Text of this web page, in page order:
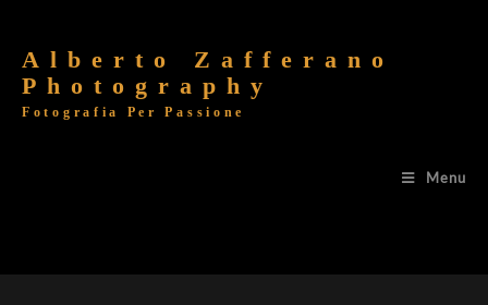
Alberto Zafferano
Photography
Fotografia Per Passione
Menu